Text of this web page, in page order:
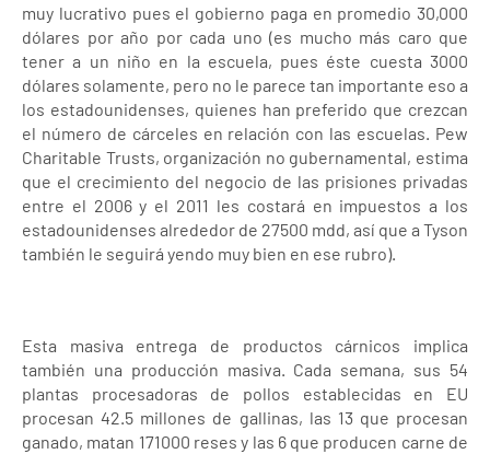
muy lucrativo pues el gobierno paga en promedio 30,000
dólares por año por cada uno (es mucho más caro que
tener a un niño en la escuela, pues éste cuesta 3000
dólares solamente, pero no le parece tan importante eso a
los estadounidenses, quienes han preferido que crezcan
el número de cárceles en relación con las escuelas. Pew
Charitable Trusts, organización no gubernamental, estima
que el crecimiento del negocio de las prisiones privadas
entre el 2006 y el 2011 les costará en impuestos a los
estadounidenses alrededor de 27500 mdd, así que a Tyson
también le seguirá yendo muy bien en ese rubro).
Esta masiva entrega de productos cárnicos implica
también una producción masiva. Cada semana, sus 54
plantas procesadoras de pollos establecidas en EU
procesan 42.5 millones de gallinas, las 13 que procesan
ganado, matan 171000 reses y las 6 que producen carne de